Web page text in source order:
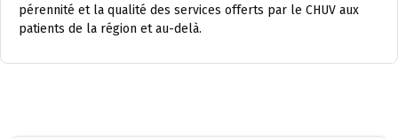
pérennité et la qualité des services offerts par le CHUV aux
patients de la région et au-delà.